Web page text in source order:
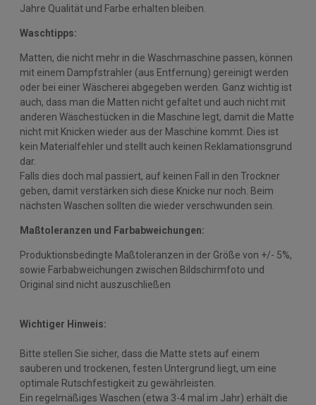
Jahre Qualität und Farbe erhalten bleiben.
Waschtipps:
Matten, die nicht mehr in die Waschmaschine passen, können
mit einem Dampfstrahler (aus Entfernung) gereinigt werden
oder bei einer Wäscherei abgegeben werden. Ganz wichtig ist
auch, dass man die Matten nicht gefaltet und auch nicht mit
anderen Wäschestücken in die Maschine legt, damit die Matte
nicht mit Knicken wieder aus der Maschine kommt. Dies ist
kein Materialfehler und stellt auch keinen Reklamationsgrund
dar.
Falls dies doch mal passiert, auf keinen Fall in den Trockner
geben, damit verstärken sich diese Knicke nur noch. Beim
nächsten Waschen sollten die wieder verschwunden sein.
Maßtoleranzen und Farbabweichungen:
Produktionsbedingte Maßtoleranzen in der Größe von +/- 5%,
sowie Farbabweichungen zwischen Bildschirmfoto und
Original sind nicht auszuschließen
Wichtiger Hinweis:
Bitte stellen Sie sicher, dass die Matte stets auf einem
sauberen und trockenen, festen Untergrund liegt, um eine
optimale Rutschfestigkeit zu gewährleisten.
Ein regelmäßiges Waschen (etwa 3-4 mal im Jahr) erhält die